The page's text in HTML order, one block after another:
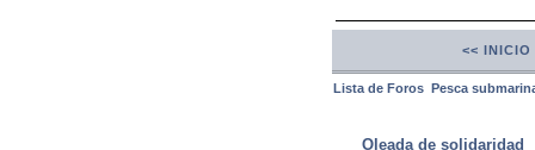
<< INICIO
Lista de Foros Pesca
Oleada de solidaridad